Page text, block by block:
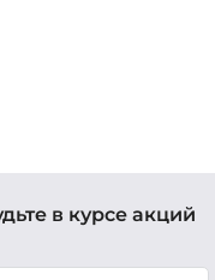
в курсе акций